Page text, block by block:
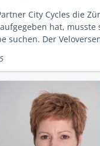
City Cycles die
hat, musste
suchen. Der